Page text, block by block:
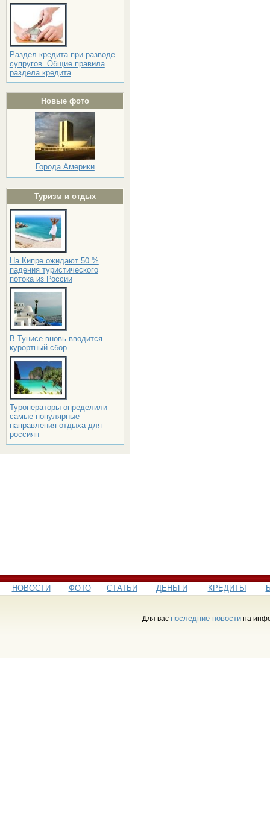
Раздел кредита при разводе
супругов. Общие правила
раздела кредита
Новые фото
Города Америки
Туризм и отдых
На Кипре ожидают 50 %
падения туристического
потока из России
В Тунисе вновь вводится
курортный сбор
Туроператоры определили
самые популярные
направления отдыха для
россиян
НОВОСТИ ФОТО СТАТЬИ ДЕНЬГИ КРЕДИТЫ
Для вас последние новостина